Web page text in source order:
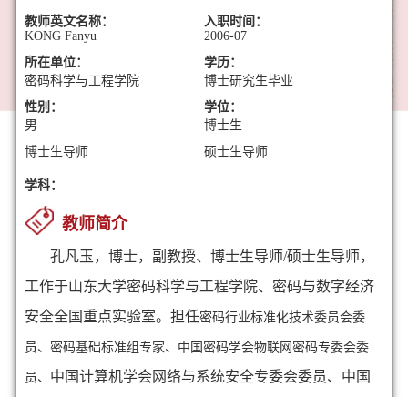
教师英文名称：
KONG Fanyu
入职时间：
2006-07
所在单位：
密码科学与工程学院
学历：
博士研究生毕业
性别：
男
学位：
博士生
博士生导师
硕士生导师
学科：
教师简介
孔凡玉，博士，副教授、博士生导师/硕士生导师，
工作于山东大学密码科学与工程学院、密码与数字经济
安全全国重点实验室。担任密码行业标准化技术委员会委
员、密码基础标准组专家、 中国密码学会物联网密码专委会委
员、 中国计算机学会网络与系统安全专委会委员、中国